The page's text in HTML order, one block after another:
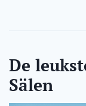
De
Sälen